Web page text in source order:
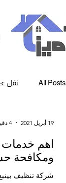
All Posts نقل
اهم
ومكافحة
شركة تنظيف
19 أبريل 2021 4 دقيقة قراءة